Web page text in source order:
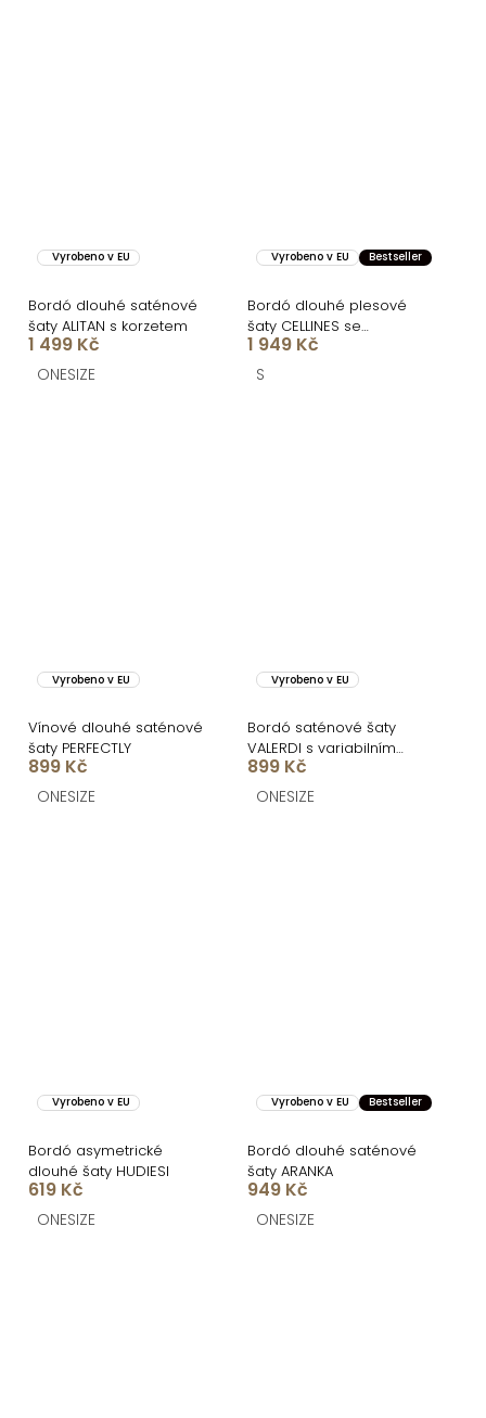
Vyrobeno v EU
Bordó dlouhé saténové
šaty ALITAN s korzetem
1 499 Kč
ONESIZE
Vyrobeno v EU Bestseller
Bordó dlouhé plesové
šaty CELLINES se
šněrováním a rozparkem
1 949 Kč
S
Vyrobeno v EU
Vínové dlouhé saténové
šaty PERFECTLY
899 Kč
ONESIZE
Vyrobeno v EU
Bordó saténové šaty
VALERDI s variabilním
vázáním a rozparkem
899 Kč
ONESIZE
Vyrobeno v EU
Bordó asymetrické
dlouhé šaty HUDIESI
619 Kč
ONESIZE
Vyrobeno v EU Bestseller
Bordó dlouhé saténové
šaty ARANKA
949 Kč
ONESIZE